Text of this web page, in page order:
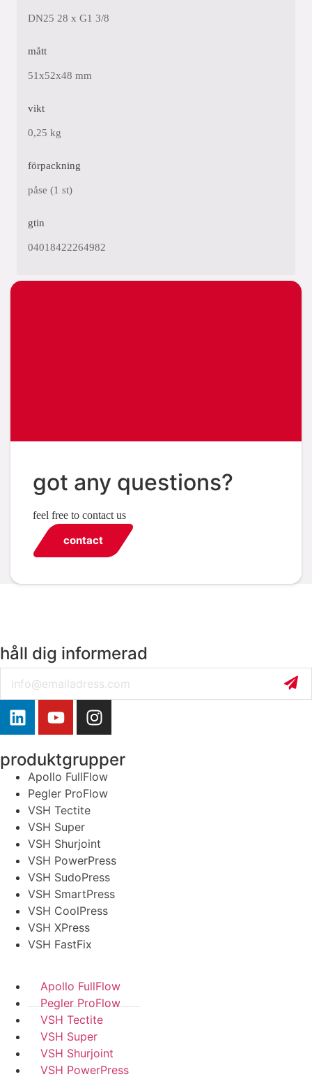
DN25 28 x G1 3/8
mått
51x52x48 mm
vikt
0,25 kg
förpackning
påse (1 st)
gtin
04018422264982
got any questions?
feel free to contact us
contact
håll dig informerad
produktgrupper
Apollo FullFlow
Pegler ProFlow
VSH Tectite
VSH Super
VSH Shurjoint
VSH PowerPress
VSH SudoPress
VSH SmartPress
VSH CoolPress
VSH XPress
VSH FastFix
Apollo FullFlow
Pegler ProFlow
VSH Tectite
VSH Super
VSH Shurjoint
VSH PowerPress